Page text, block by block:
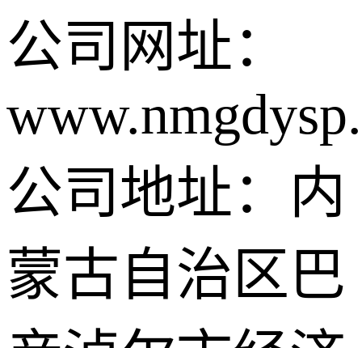
公司网址：
公司地址：内
蒙古自治区巴